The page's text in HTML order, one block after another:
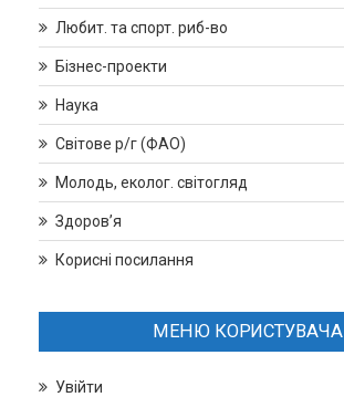
Любит. та спорт. риб-во
Бізнес-проекти
Наука
Світове р/г (ФАО)
Молодь, еколог. світогляд
Здоров’я
Корисні посилання
МЕНЮ КОРИСТУВАЧА
Увійти